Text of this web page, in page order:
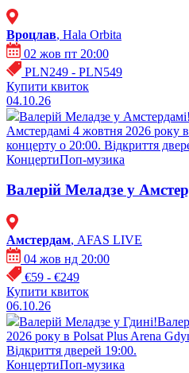
Вроцлав, Hala Orbita
02 жов пт 20:00
PLN249 - PLN549
Купити квиток
04.10.26
Валерій Меладзе у Амстердамі!
Амстердамі 4 жовтня 2026 року
концерту о 20:00. Відкриття
КонцертиПоп-музика
Валерій Меладзе у
Амстердам, AFAS LIVE
04 жов нд 20:00
€59 - €249
Купити квиток
06.10.26
Валерій Меладзе у Гдині!
2026 року в Polsat Plus Arena
Відкриття дверей 19:00.
КонцертиПоп-музика